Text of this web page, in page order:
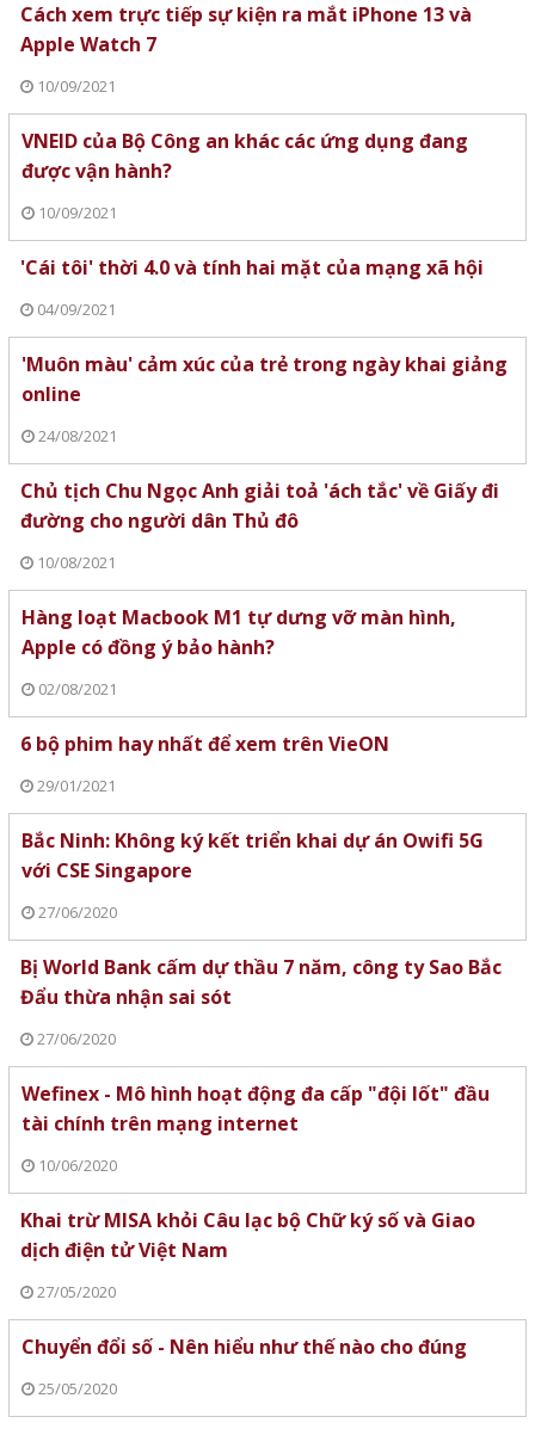
Cách xem trực tiếp sự kiện ra mắt iPhone 13 và
Apple Watch 7
10/09/2021
VNEID của Bộ Công an khác các ứng dụng đang
được vận hành?
10/09/2021
'Cái tôi' thời 4.0 và tính hai mặt của mạng xã hội
04/09/2021
'Muôn màu' cảm xúc của trẻ trong ngày khai giảng
online
24/08/2021
Chủ tịch Chu Ngọc Anh giải toả 'ách tắc' về Giấy đi
đường cho người dân Thủ đô
10/08/2021
Hàng loạt Macbook M1 tự dưng vỡ màn hình,
Apple có đồng ý bảo hành?
02/08/2021
6 bộ phim hay nhất để xem trên VieON
29/01/2021
Bắc Ninh: Không ký kết triển khai dự án Owifi 5G
với CSE Singapore
27/06/2020
Bị World Bank cấm dự thầu 7 năm, công ty Sao Bắc
Đẩu thừa nhận sai sót
27/06/2020
Wefinex - Mô hình hoạt động đa cấp "đội lốt" đầu
tài chính trên mạng internet
10/06/2020
Khai trừ MISA khỏi Câu lạc bộ Chữ ký số và Giao
dịch điện tử Việt Nam
27/05/2020
Chuyển đổi số - Nên hiểu như thế nào cho đúng
25/05/2020